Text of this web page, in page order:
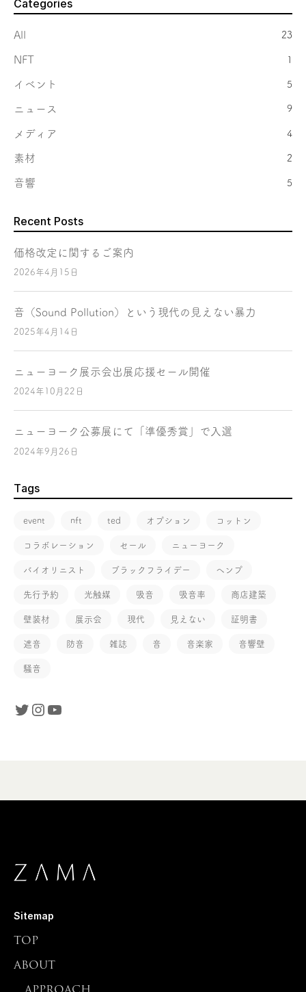
Categories
All 23
NFT 1
イベント 5
ニュース 9
メディア 4
素材 2
音響 5
Recent Posts
価格改定に関するご案内
2026年4月15日
音（Sound Pollution）という現代の見えない暴力
2025年4月14日
ニューヨーク展示会出展応援セール開催
2024年10月22日
ニューヨーク公募展にて「準優秀賞」で入選
2024年9月26日
Tags
event nft ted オプション コットン
コラボレーション セール ニューヨーク
バイオリニスト ブラックフライデー ヘンプ
先行予約 光触媒 吸音 吸音率 商店建築
壁装材 展示会 現代 見えない 証明書
遮音 防音 雑誌 音 音楽家 音響壁
騒音
Sitemap
TOP
ABOUT